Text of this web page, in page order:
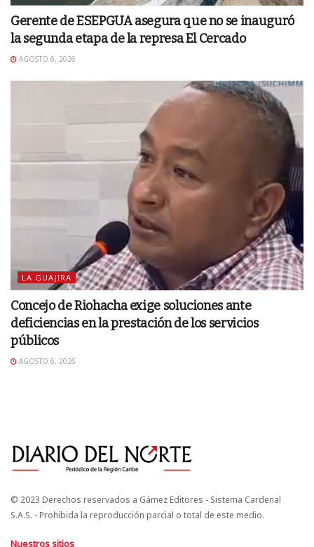
Gerente de ESEPGUA asegura que no se inauguró
la segunda etapa de la represa El Cercado
AGOSTO 6, 2026
LA GUAJIRA
Concejo de Riohacha exige soluciones ante
deficiencias en la prestación de los servicios
públicos
AGOSTO 6, 2026
© 2023 Derechos reservados a Gámez Editores - Sistema Cardenal
S.A.S. - Prohibida la reproducción parcial o total de este medio.
Nuestros sitios